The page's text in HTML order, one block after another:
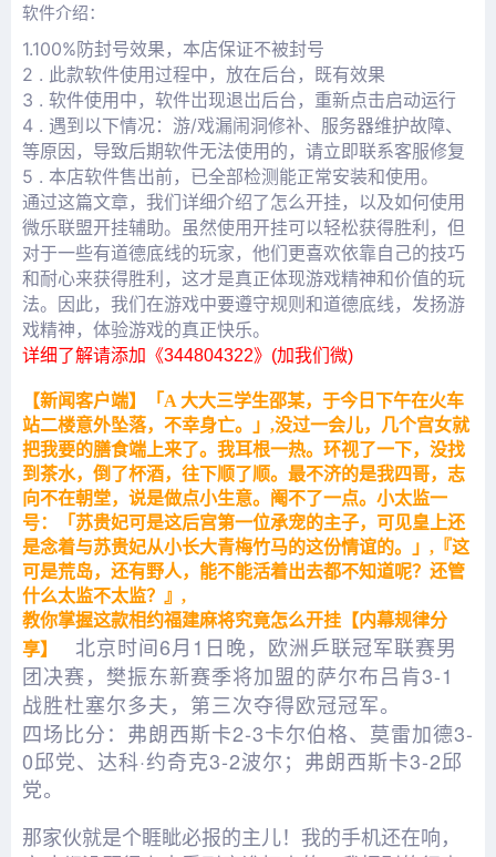
软件介绍：
1.100%防封号效果，本店保证不被封号
2 . 此款软件使用过程中，放在后台，既有效果
3 . 软件使用中，软件岀现退岀后台，重新点击启动运行
4 . 遇到以下情况：游/戏漏闹洞修补、服务器维护故障、
等原因，导致后期软件无法使用的，请立即联系客服修复
5 . 本店软件售出前，已全部检测能正常安装和使用。
通过这篇文章，我们详细介绍了怎么开挂，以及如何使用
微乐联盟开挂辅助。虽然使用开挂可以轻松获得胜利，但
对于一些有道德底线的玩家，他们更喜欢依靠自己的技巧
和耐心来获得胜利，这才是真正体现游戏精神和价值的玩
法。因此，我们在游戏中要遵守规则和道德底线，发扬游
戏精神，体验游戏的真正快乐。
详细了解请添加《344804322》(加我们微)
【新闻客户端】「A 大大三学生邵某，于今日下午在火车
站二楼意外坠落，不幸身亡。」,没过一会儿，几个宫女就
把我要的膳食端上来了。我耳根一热。环视了一下，没找
到茶水，倒了杯酒，往下顺了顺。最不济的是我四哥，志
向不在朝堂，说是做点小生意。阉不了一点。小太监一
号：「苏贵妃可是这后宫第一位承宠的主子，可见皇上还
是念着与苏贵妃从小长大青梅竹马的这份情谊的。」,『这
可是荒岛，还有野人，能不能活着出去都不知道呢？还管
什么太监不太监？』,
教你掌握这款相约福建麻将究竟怎么开挂【内幕规律分
享】
北京时间6月1日晚，欧洲乒联冠军联赛男
团决赛，樊振东新赛季将加盟的萨尔布吕肯3-1
战胜杜塞尔多夫，第三次夺得欧冠冠军。
四场比分：弗朗西斯卡2-3卡尔伯格、莫雷加德3-
0邱党、达科·约奇克3-2波尔；弗朗西斯卡3-2邱
党。
那家伙就是个睚眦必报的主儿！我的手机还在响，